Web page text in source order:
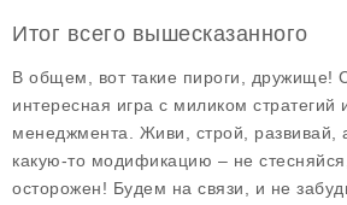
Итог всего вышесказанного
В общем, вот такие пироги, дружище!
интересная игра с миликом стратегий
менеджмента. Живи, строй, развивай,
какую-то модификацию – не
осторожен! Будем на связи, и не